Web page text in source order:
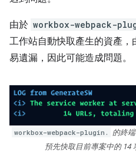
由於 workbox-webpack-
工作站自動快取產生的資產
易遺漏，因此可能造成問題。
workbox-webpack-plugin.
的終
預先快取目前專案中的 14